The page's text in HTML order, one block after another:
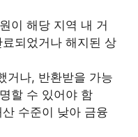
이 해당 지역 내 거
되었거나 해지된 상
거나, 반환받을 가능
할 수 있어야 함
수준이 낮아 금융